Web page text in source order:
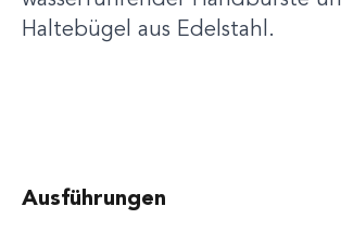
Haltebügel aus Edelstahl.
Ausführungen